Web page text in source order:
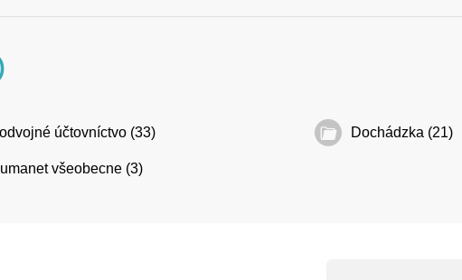
účtovníctvo (33) Dochádzka (21)
všeobecne (3)